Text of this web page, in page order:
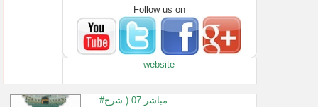
Rating: 0
Views: 2691
أسئلة وفتاوى...
Rating: 0
Follow us on
website
#مباشر 07 ( شرح...